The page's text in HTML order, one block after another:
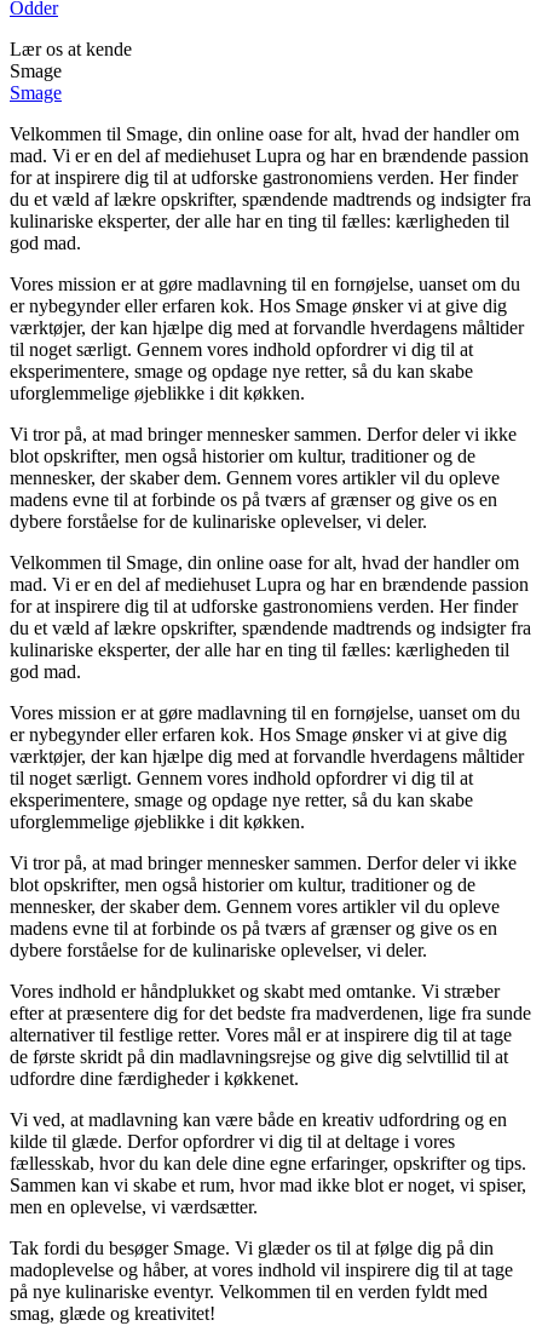
Odder
Lær os at kende
Smage
Smage
Velkommen til Smage, din online oase for alt, hvad der handler om
mad. Vi er en del af mediehuset Lupra og har en brændende passion
for at inspirere dig til at udforske gastronomiens verden. Her finder
du et væld af lækre opskrifter, spændende madtrends og indsigter fra
kulinariske eksperter, der alle har en ting til fælles: kærligheden til
god mad.
Vores mission er at gøre madlavning til en fornøjelse, uanset om du
er nybegynder eller erfaren kok. Hos Smage ønsker vi at give dig
værktøjer, der kan hjælpe dig med at forvandle hverdagens måltider
til noget særligt. Gennem vores indhold opfordrer vi dig til at
eksperimentere, smage og opdage nye retter, så du kan skabe
uforglemmelige øjeblikke i dit køkken.
Vi tror på, at mad bringer mennesker sammen. Derfor deler vi ikke
blot opskrifter, men også historier om kultur, traditioner og de
mennesker, der skaber dem. Gennem vores artikler vil du opleve
madens evne til at forbinde os på tværs af grænser og give os en
dybere forståelse for de kulinariske oplevelser, vi deler.
Velkommen til Smage, din online oase for alt, hvad der handler om
mad. Vi er en del af mediehuset Lupra og har en brændende passion
for at inspirere dig til at udforske gastronomiens verden. Her finder
du et væld af lækre opskrifter, spændende madtrends og indsigter fra
kulinariske eksperter, der alle har en ting til fælles: kærligheden til
god mad.
Vores mission er at gøre madlavning til en fornøjelse, uanset om du
er nybegynder eller erfaren kok. Hos Smage ønsker vi at give dig
værktøjer, der kan hjælpe dig med at forvandle hverdagens måltider
til noget særligt. Gennem vores indhold opfordrer vi dig til at
eksperimentere, smage og opdage nye retter, så du kan skabe
uforglemmelige øjeblikke i dit køkken.
Vi tror på, at mad bringer mennesker sammen. Derfor deler vi ikke
blot opskrifter, men også historier om kultur, traditioner og de
mennesker, der skaber dem. Gennem vores artikler vil du opleve
madens evne til at forbinde os på tværs af grænser og give os en
dybere forståelse for de kulinariske oplevelser, vi deler.
Vores indhold er håndplukket og skabt med omtanke. Vi stræber
efter at præsentere dig for det bedste fra madverdenen, lige fra sunde
alternativer til festlige retter. Vores mål er at inspirere dig til at tage
de første skridt på din madlavningsrejse og give dig selvtillid til at
udfordre dine færdigheder i køkkenet.
Vi ved, at madlavning kan være både en kreativ udfordring og en
kilde til glæde. Derfor opfordrer vi dig til at deltage i vores
fællesskab, hvor du kan dele dine egne erfaringer, opskrifter og tips.
Sammen kan vi skabe et rum, hvor mad ikke blot er noget, vi spiser,
men en oplevelse, vi værdsætter.
Tak fordi du besøger Smage. Vi glæder os til at følge dig på din
madoplevelse og håber, at vores indhold vil inspirere dig til at tage
på nye kulinariske eventyr. Velkommen til en verden fyldt med
smag, glæde og kreativitet!